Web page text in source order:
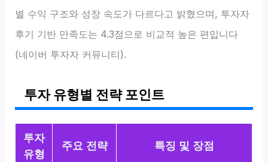
별 수익 구조와 성장 속도가 다르다고 밝혔으며, 투자자
후기 기반 만족도는 4.3점으로 비교적 높은 편입니다
(네이버 투자자 커뮤니티).
투자 유형별 전략 포인트
투자
유형
주요 전략 특징 및 장점